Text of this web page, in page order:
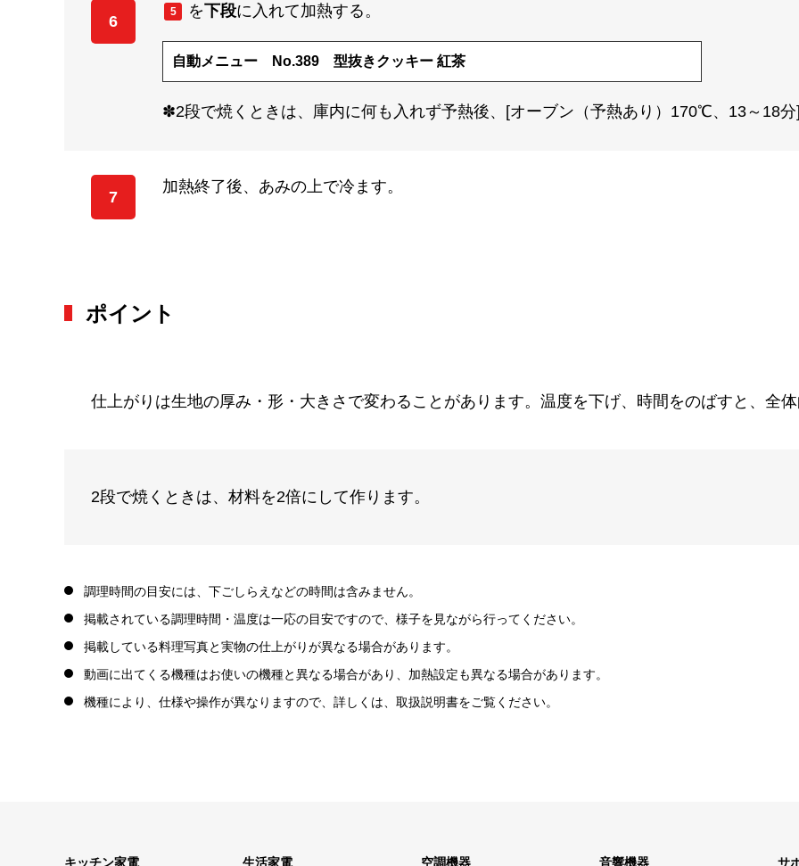
6
5 を下段に入れて加熱する。
自動メニュー No.389 型抜きクッキー 紅茶
✽2段で焼くときは、庫内に何も入れず予熱後、[オーブン（予熱あり）170℃、13～18
7
加熱終了後、あみの上で冷ます。
ポイント
仕上がりは生地の厚み・形・大きさで変わることがあります。温度を下げ、時間をのばすと、全
2段で焼くときは、材料を2倍にして作ります。
調理時間の目安には、下ごしらえなどの時間は含みません。
掲載されている調理時間・温度は一応の目安ですので、様子を見ながら行ってください。
掲載している料理写真と実物の仕上がりが異なる場合があります。
動画に出てくる機種はお使いの機種と異なる場合があり、加熱設定も異なる場合があります。
機種により、仕様や操作が異なりますので、詳しくは、取扱説明書をご覧ください。
キッチン家電 生活家電 空調機器 音響機器 サ